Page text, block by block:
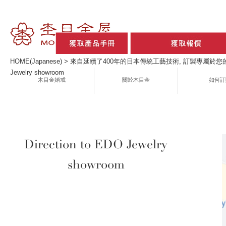
HOME(Japanese) > 來自延續了400年的日本傳統工藝技術, 訂製專屬於
Jewelry showroom
木目金婚戒 關於木目金 如何
Direction to EDO Jewelry
showroom